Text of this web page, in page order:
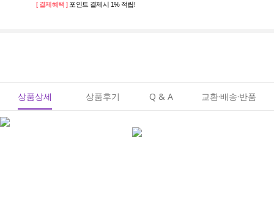
[ 결제혜택 ] 포인트 결제시 1% 적립!
상품상세 상품후기 Q & A 교환·배송·반품